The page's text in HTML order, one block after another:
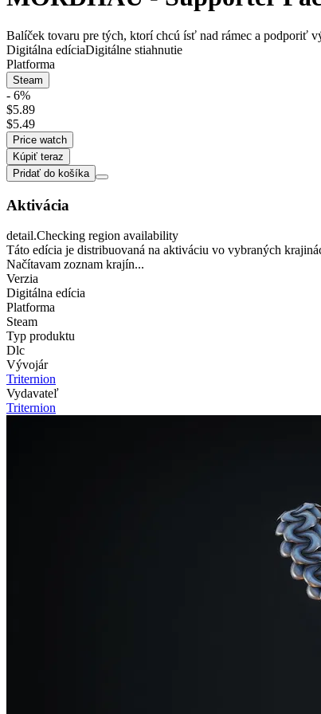
Balíček tovaru pre tých, ktorí chcú ísť nad rámec a podporiť
Digitálna edíciaDigitálne stiahnutie
Platforma
Steam
- 6%
$5.89
$5.49
Price watch
Kúpiť teraz
Pridať do košíka
Aktivácia
detail.Checking region availability
Táto edícia je distribuovaná na aktiváciu vo vybraných
Načítavam zoznam krajín...
Verzia
Digitálna edícia
Platforma
Steam
Typ produktu
Dlc
Vývojár
Triternion
Vydavateľ
Triternion